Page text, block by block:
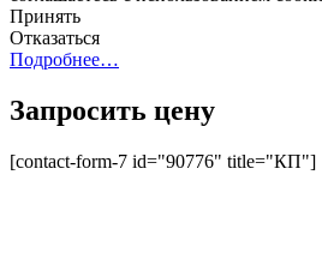
Принять
Отказаться
Подробнее…
Запросить цену
[contact-form-7 id="90776" title="КП"]